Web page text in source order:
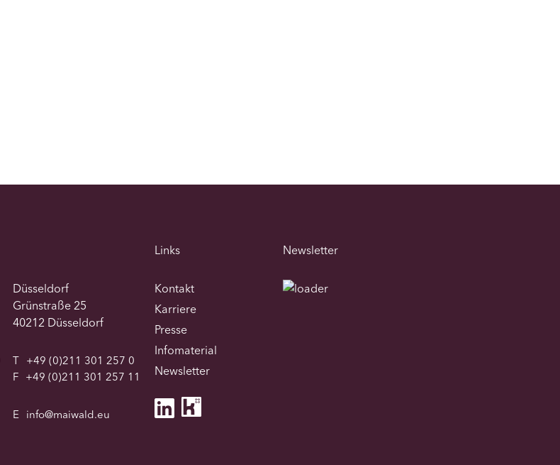
Düsseldorf
Grünstraße 25
40212 Düsseldorf
T
+49 (0)211 301 257 0
F
+49 (0)211 301 257 11
E info@maiwald.eu
Links
Kontakt
Karriere
Presse
Infomaterial
Newsletter
Newsletter